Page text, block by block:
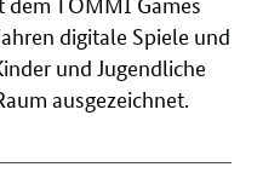
digitale Spiele und
und Jugendliche
ausgezeichnet.